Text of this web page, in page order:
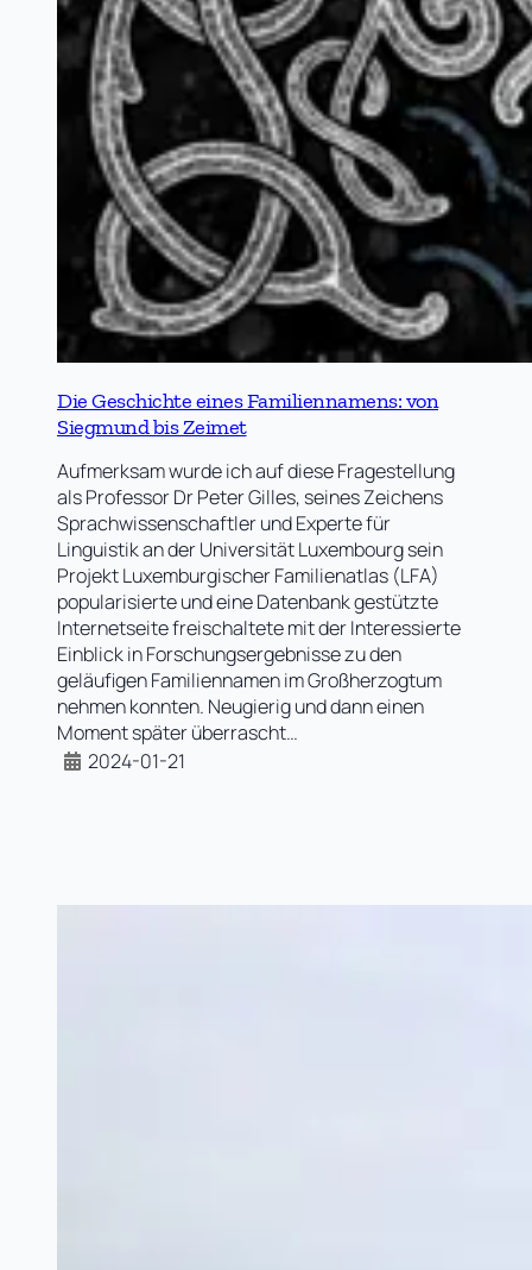
Die Geschichte eines Familiennamens: von
Siegmund bis Zeimet
Aufmerksam wurde ich auf diese Fragestellung
als Professor Dr Peter Gilles, seines Zeichens
Sprachwissenschaftler und Experte für
Linguistik an der Universität Luxembourg sein
Projekt Luxemburgischer Familienatlas (LFA)
popularisierte und eine Datenbank gestützte
Internetseite freischaltete mit der Interessierte
Einblick in Forschungsergebnisse zu den
geläufigen Familiennamen im Großherzogtum
nehmen konnten. Neugierig und dann einen
Moment später überrascht…
2024-01-21